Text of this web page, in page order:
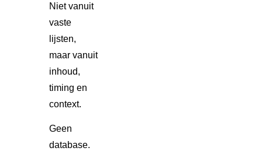
Niet vanuit
vaste
lijsten,
maar vanuit
inhoud,
timing en
context.
Geen
database.